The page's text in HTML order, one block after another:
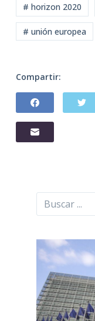
# horizon 2020
# unión europea
Compartir:
Buscar